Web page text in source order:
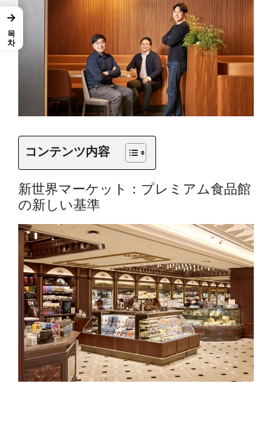
コンテンツ内容
新世界マーケット：プレミアム食品館
の新しい基準
→
목차